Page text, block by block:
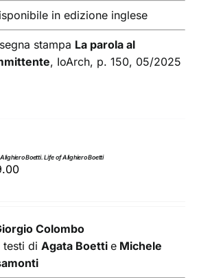
in edizione inglese
stampa La parola al
, IoArch, p. 150, 05/2025
Boetti. Life of Alighiero Boetti
Colombo
testi diAgata Boettie Michele